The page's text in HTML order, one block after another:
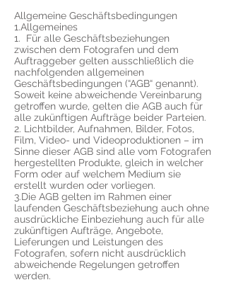
Allgemeine Geschäftsbedingungen
1.Allgemeines
​1. Für alle Geschäftsbeziehungen
zwischen dem Fotografen und dem
Auftraggeber gelten ausschließlich die
nachfolgenden allgemeinen
Geschäftsbedingungen (“AGB“ genannt).
Soweit keine abweichende Vereinbarung
getroffen wurde, gelten die AGB auch für
alle zukünftigen Aufträge beider Parteien.
2. Licht­bilder, Aufnahmen, Bilder, Fotos,
Film, Video- und Videoproduktionen – im
Sinne dieser AGB sind alle vom Fotografen
hergestell­ten Pro­dukte, gle­ich in welcher
Form oder auf welchem Medium sie
erstellt wur­den oder vor­liegen.
3.Die AGB gelten im Rahmen einer
laufenden Geschäftsbeziehung auch ohne
ausdrückliche Einbeziehung auch für alle
zukünftigen Aufträge, Angebote,
Lieferungen und Leistungen des
Fotografen, sofern nicht ausdrücklich
abweichende Regelungen getroffen
werden.